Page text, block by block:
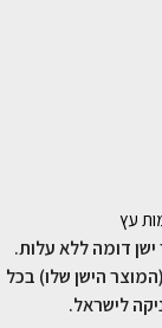
עץ
דומה ללא עלות.
הישן שלו) בכל
לישראל.